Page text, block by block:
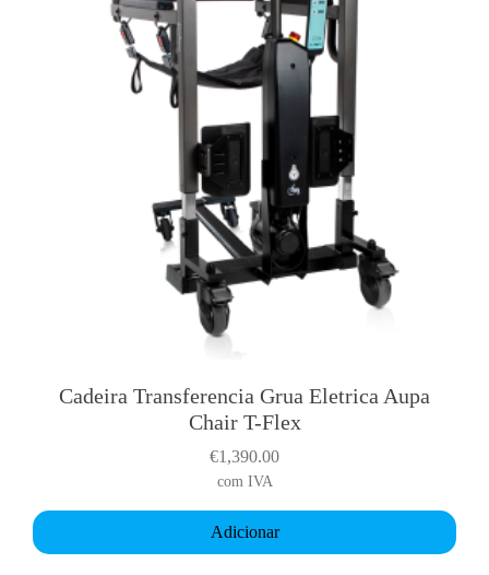
Cadeira Transferencia Grua Eletrica Aupa
Chair T-Flex
€1,390.00
com IVA
Adicionar